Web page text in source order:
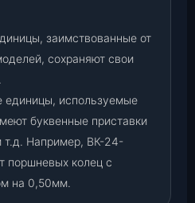
заимствованные от
сохраняют свои
единицы, используемые
буквенные приставки
т.д. Например, ВК-24-
поршневых колец с
на 0,50мм.